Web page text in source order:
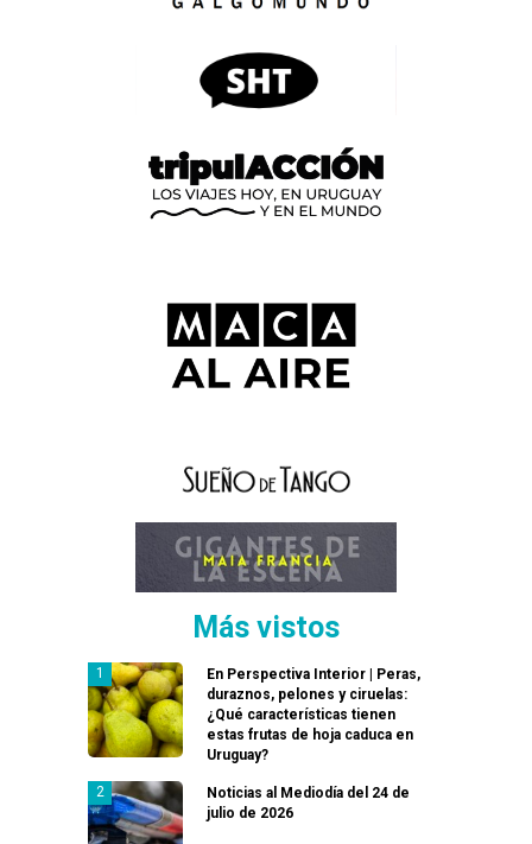
Más vistos
En Perspectiva Interior | Peras,
duraznos, pelones y ciruelas:
¿Qué características tienen
estas frutas de hoja caduca en
Uruguay?
Noticias al Mediodía del 24 de
julio de 2026